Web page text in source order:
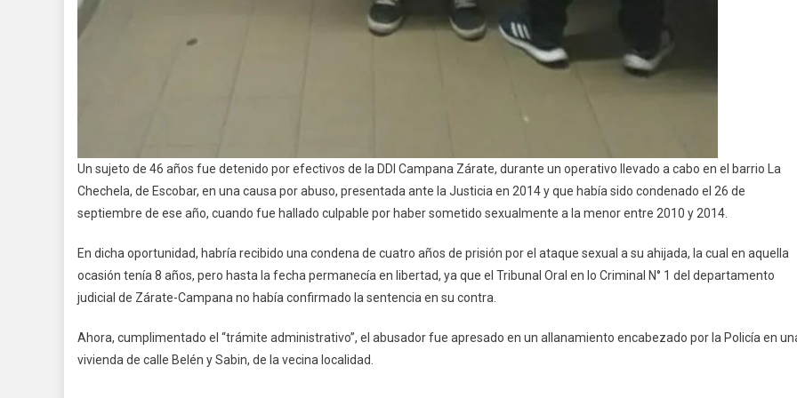
Un sujeto de 46 años fue detenido por efectivos de la DDI Campana Zárate, durante un operativo llevado a cabo en el barrio La
Chechela, de Escobar, en una causa por abuso, presentada ante la Justicia en 2014 y que había sido condenado el 26 de
septiembre de ese año, cuando fue hallado culpable por haber sometido sexualmente a la menor entre 2010 y 2014.
En dicha oportunidad, habría recibido una condena de cuatro años de prisión por el ataque sexual a su ahijada, la cual en aquella
ocasión tenía 8 años, pero hasta la fecha permanecía en libertad, ya que el Tribunal Oral en lo Criminal N° 1 del departamento
judicial de Zárate-Campana no había confirmado la sentencia en su contra.
Ahora, cumplimentado el “trámite administrativo”, el abusador fue apresado en un allanamiento encabezado por la Policía en
vivienda de calle Belén y Sabin, de la vecina localidad.